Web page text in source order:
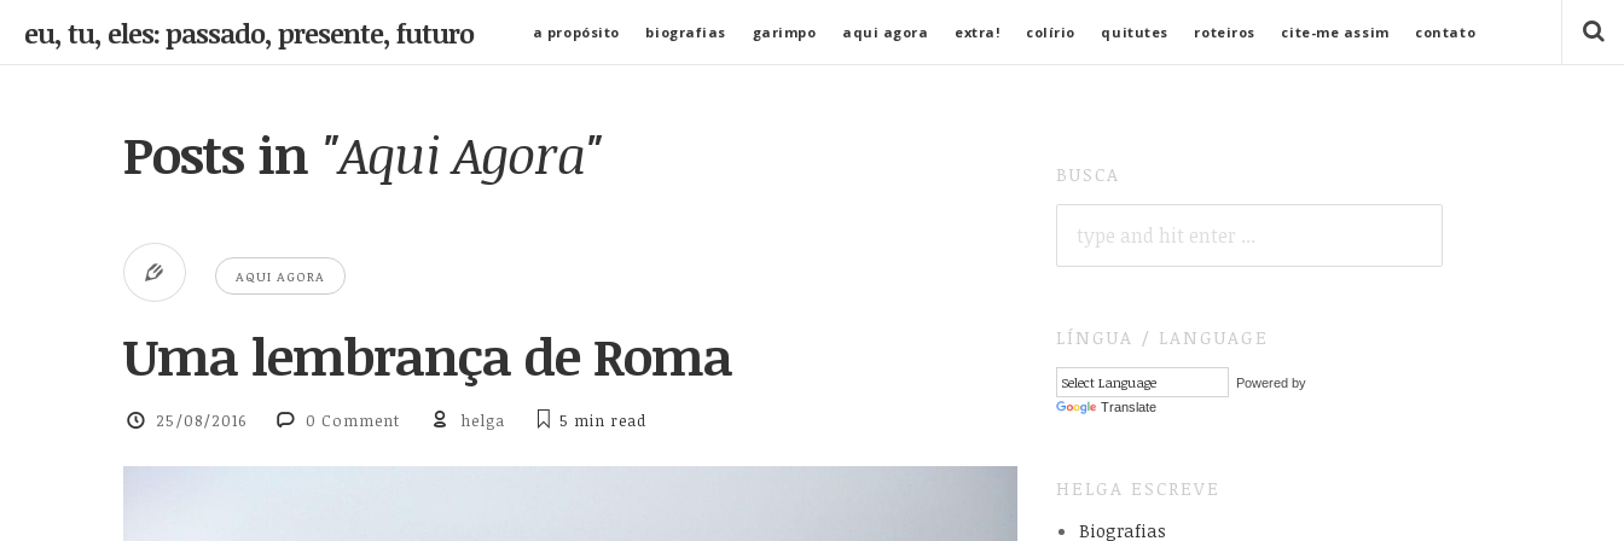
eu, tu, eles: passado, presente, futuro a propósito biografias garimpo aqui agora extra! colírio quitutes roteiros cite-me assim contato
Posts in "Aqui Agora"
AQUI AGORA
Uma lembrança de Roma
25/08/2016 0 Comment helga 5 min read
BUSCA
FOR:
LÍNGUA / LANGUAGE
Powered by
Translate
HELGA ESCREVE
Biografias